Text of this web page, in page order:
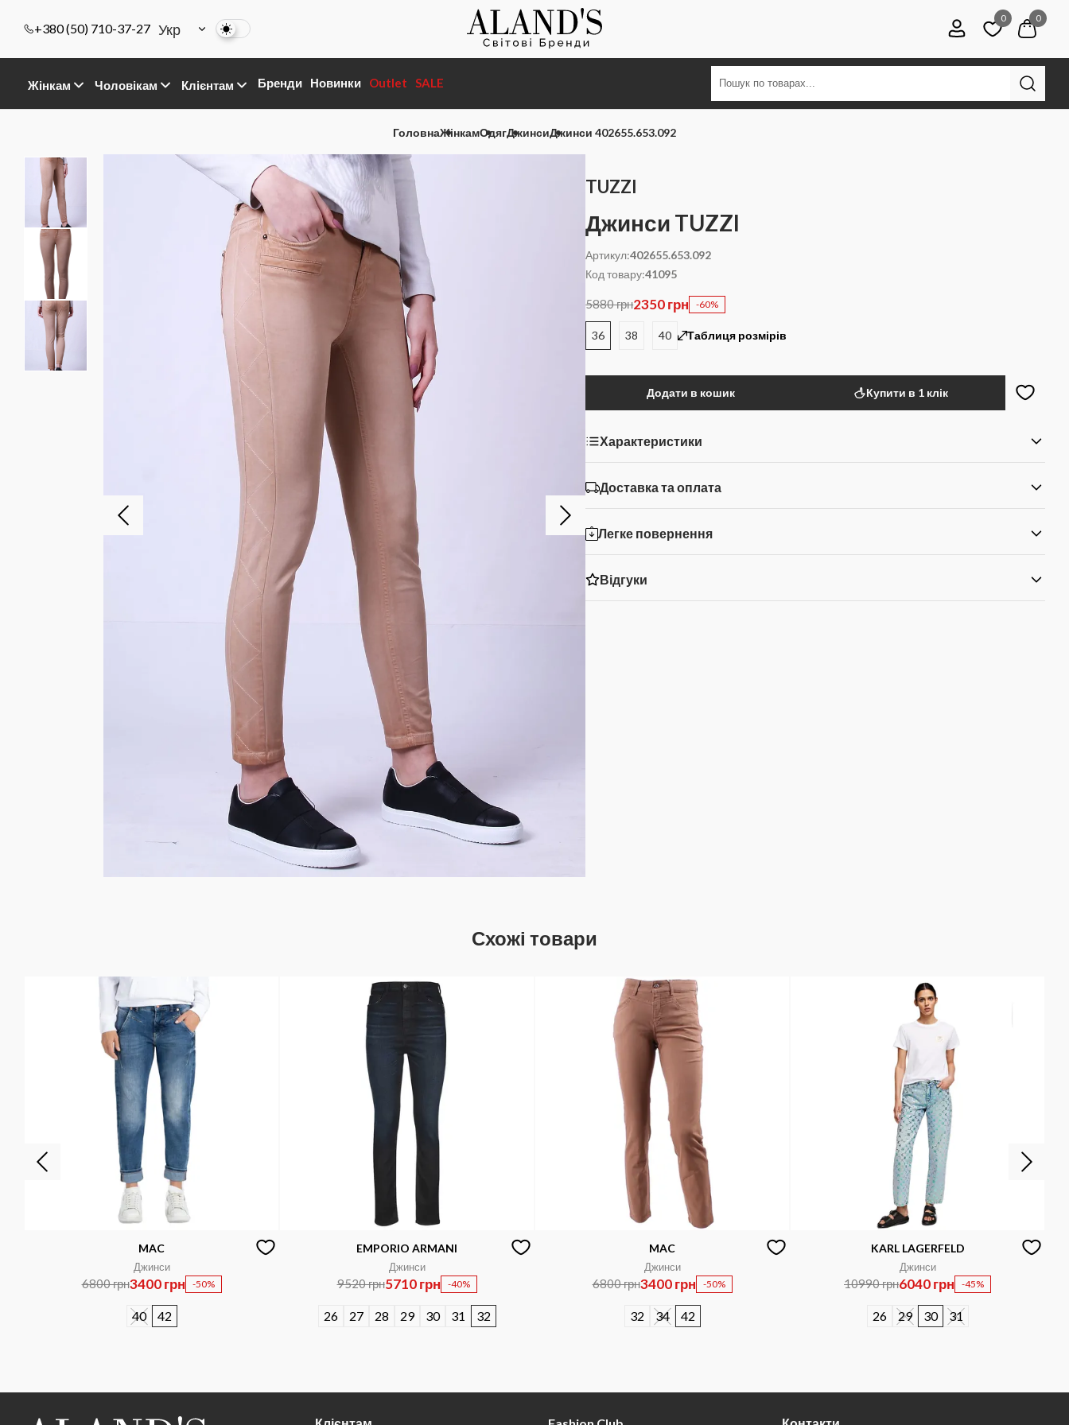
+380 (50) 710-37-27 Укр
0 0
Жінкам Чоловікам Клієнтам Бренди Новинки Outlet SALE
ГоловнаЖінкамОдягДжинсиДжинси 402655.653.092
TUZZI
Джинси TUZZI
Артикул:402655.653.092
Код товару:41095
5880 грн2350 грн -60%
36 38 40 Таблиця розмірів
Додати в кошик Купити в 1 клік
Характеристики
Доставка та оплата
Легке повернення
Відгуки
Схожі товари
MAC
Джинси
6800 грн3400 грн -50%
40 42
EMPORIO ARMANI
Джинси
9520 грн5710 грн -40%
26 27 28 29 30 31 32
MAC
Джинси
6800 грн3400 грн -50%
32 34 42
KARL LAGERFELD
Джинси
10990 грн6040 грн -45%
26 29 30 31